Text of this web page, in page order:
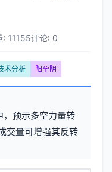
: 11155评论: 0
术分析 阳孕阴
，预示多空力量转
交量可增强其反转